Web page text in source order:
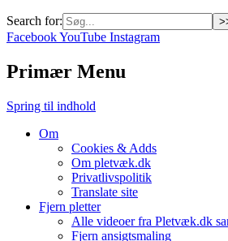
Search for:
FacebookYouTube Instagram
Primær Menu
Spring til indhold
Om
Cookies & Adds
Om pletvæk.dk
Privatlivspolitik
Translate site
Fjern pletter
Alle videoer fra Pletvæk.dk
Fjern ansigtsmaling